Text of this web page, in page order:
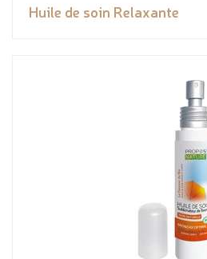
Huile de soin Relaxante